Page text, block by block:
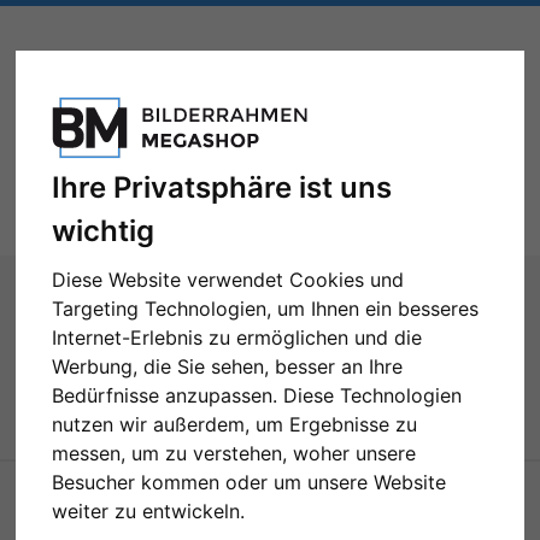
Ihre Privatsphäre ist uns
wichtig
Diese Website verwendet Cookies und
Targeting Technologien, um Ihnen ein besseres
Internet-Erlebnis zu ermöglichen und die
Werbung, die Sie sehen, besser an Ihre
Bedürfnisse anzupassen. Diese Technologien
nutzen wir außerdem, um Ergebnisse zu
messen, um zu verstehen, woher unsere
Besucher kommen oder um unsere Website
weiter zu entwickeln.
Toggle
navigation
Menü
Sie sind hier: Benutzer geblockt
Benutzer geblockt
Der Zugang wurde Ihnen verweigert!
SERVICE